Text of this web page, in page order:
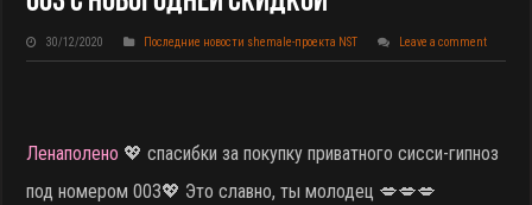
30/12/2020 Последние новости shemale-проекта NST Leave a comment
Ленаполено 💖 спасибки за покупку приватного сисси-гипноз
под номером 003💖 Это славно, ты молодец 💋💋💋